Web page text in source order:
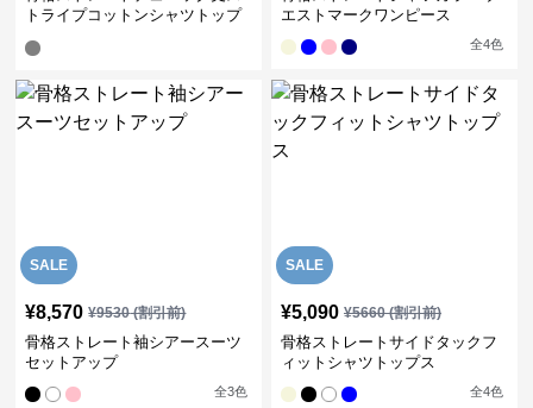
トライプコットンシャツトップ
エストマークワンピース
全4色
SALE
¥8,570 ¥9530(割引前)
骨格ストレート袖シアースーツ
セットアップ
全3色
SALE
¥5,090 ¥5660(割引前)
骨格ストレートサイドタックフ
ィットシャツトップス
全4色